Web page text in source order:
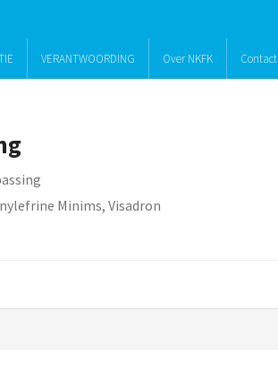
VERANTWOORDING Over NKFK Contact
Minims, Visadron